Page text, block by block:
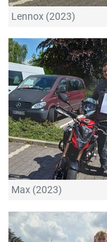
Lennox (2023)
Max (2023)